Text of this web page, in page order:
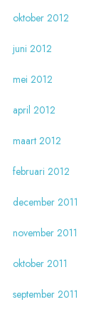
oktober 2012
juni 2012
mei 2012
april 2012
maart 2012
februari 2012
december 2011
november 2011
oktober 2011
september 2011